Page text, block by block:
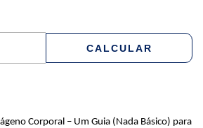
CALCULAR
Corporal – Um Guia (Nada Básico) para